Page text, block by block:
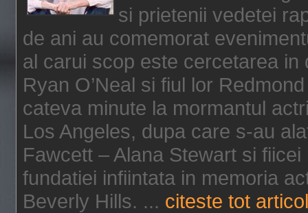
si prietenii vedetei
de ani au comemorat
al carui scop este cercetarea
Ryan O’Neal si fiul lor
cateva minute la mormantul
Los Angeles, dupa care s-au
Fawcett – Alana Stewart si fiicei
fundatiei infiintata in memoria
Beverly Hills. ... citeste tot